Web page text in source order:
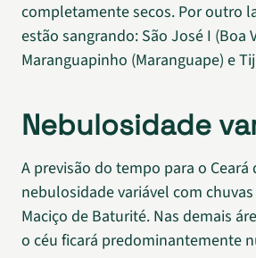
completamente secos. Por outro
estão sangrando: São José I (Boa
Maranguapinho (Maranguape) e
Nebulosidade
A previsão do tempo para o
nebulosidade variável com
Maciço de Baturité. Nas demais
o céu ficará predominantemente